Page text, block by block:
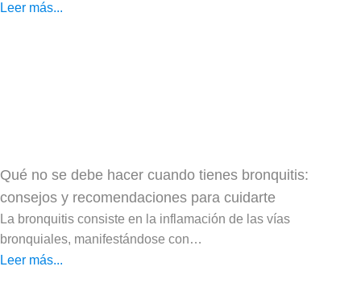
Leer más...
Qué no se debe hacer cuando tienes bronquitis:
consejos y recomendaciones para cuidarte
La bronquitis consiste en la inflamación de las vías
bronquiales, manifestándose con…
Leer más...